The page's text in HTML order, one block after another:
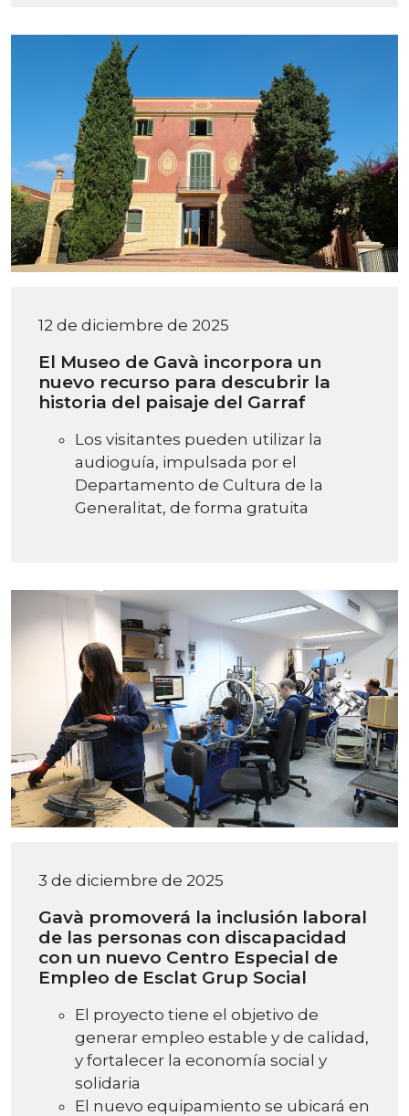
12 de diciembre de 2025
El Museo de Gavà incorpora un
nuevo recurso para descubrir la
historia del paisaje del Garraf
Los visitantes pueden utilizar la
audioguía, impulsada por el
Departamento de Cultura de la
Generalitat, de forma gratuita
3 de diciembre de 2025
Gavà promoverá la inclusión laboral
de las personas con discapacidad
con un nuevo Centro Especial de
Empleo de Esclat Grup Social
El proyecto tiene el objetivo de
generar empleo estable y de calidad,
y fortalecer la economía social y
solidaria
El nuevo equipamiento se ubicará en